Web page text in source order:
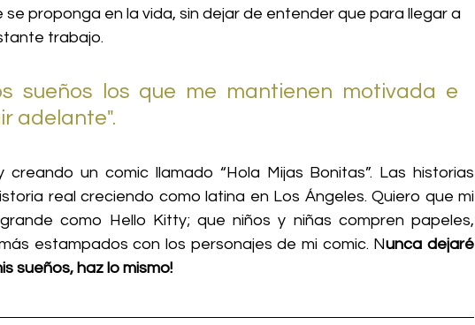
se proponga en la vida, sin dejar de entender que para llegar a
trabajo.
sueños los que me mantienen motivada e
adelante".
un comic llamado “Hola Mijas Bonitas”. Las historias
real creciendo como latina en Los Ángeles. Quiero que mi
como Hello Kitty; que niños y niñas compren papeles,
estampados con los personajes de mi comic. Nunca dejaré
sueños, haz lo mismo!